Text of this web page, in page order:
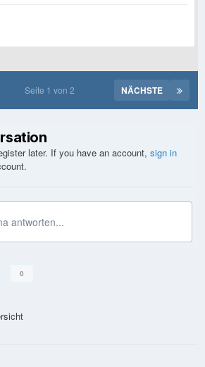
NÄCHSTE
Seite 1 von 2
later. If you have an account, sign in
antworten...
0